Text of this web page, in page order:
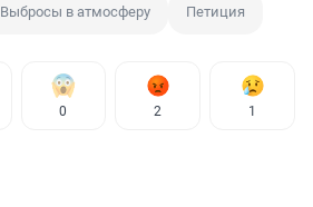
Выбросы в атмосферу Петиция
0 2 1